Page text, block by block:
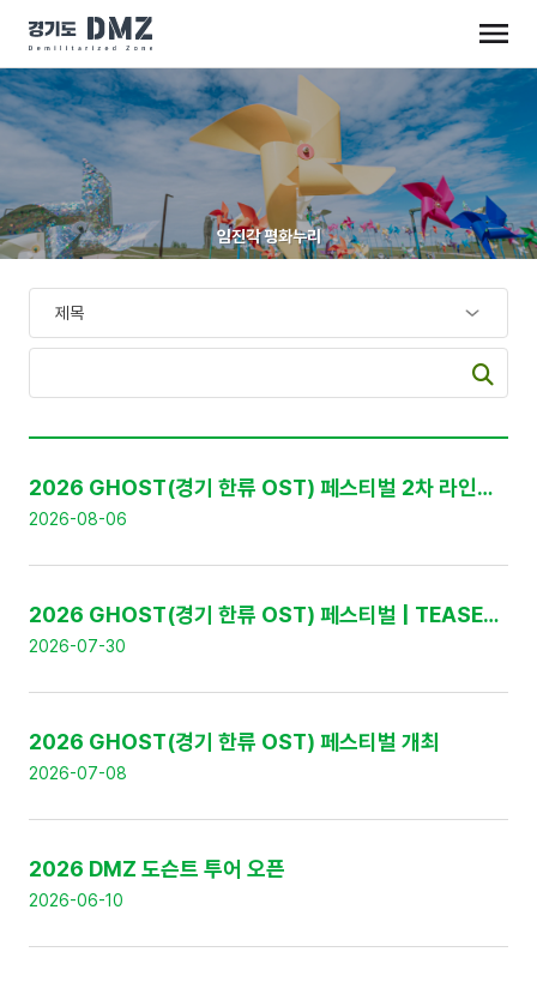
임진각 평화누리
사
항
번
,
목
날
로
구
2026 GHOST(경기 한류 OST) 페스티벌 2차 라인업 공개 및 프리세일 티켓 판매 안내
2026-08-06
2026 GHOST(경기 한류 OST) 페스티벌 | TEASER 영상 공개
2026-07-30
2026 GHOST(경기 한류 OST) 페스티벌 개최
2026-07-08
2026 DMZ 도슨트 투어 오픈
2026-06-10